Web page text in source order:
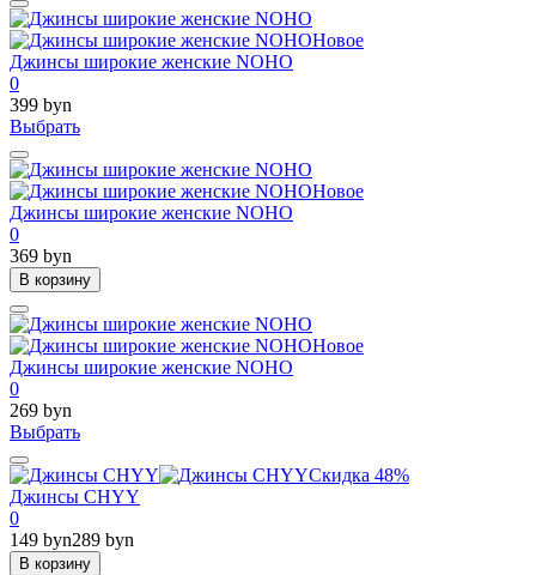
Новое
Джинсы широкие женские NOHO
0
399 byn
Выбрать
Новое
Джинсы широкие женские NOHO
0
369 byn
В корзину
Новое
Джинсы широкие женские NOHO
0
269 byn
Выбрать
Скидка 48%
Джинсы CHYY
0
149 byn289 byn
В корзину